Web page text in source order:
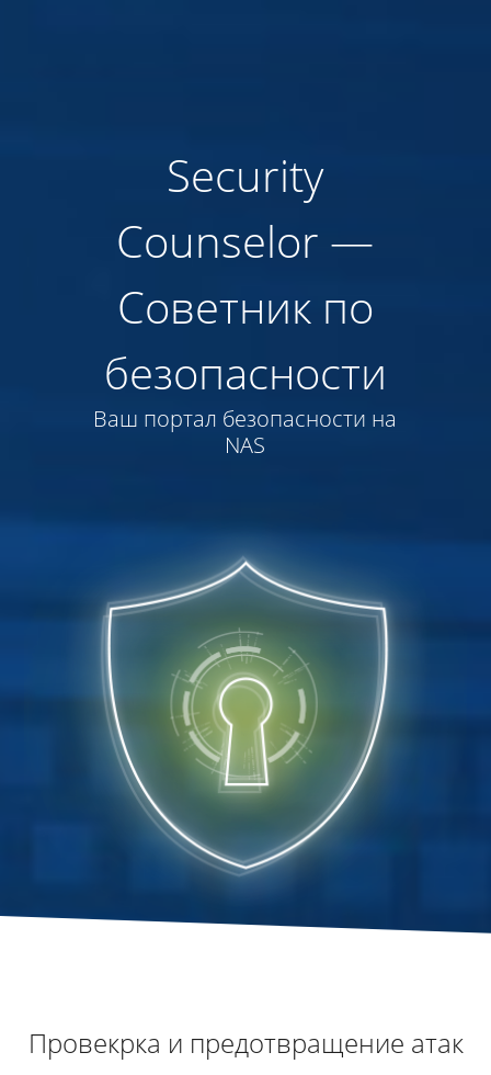
Security
Counselor —
Советник по
безопасности
Ваш портал безопасности на
NAS
Провекрка и предотвращение атак